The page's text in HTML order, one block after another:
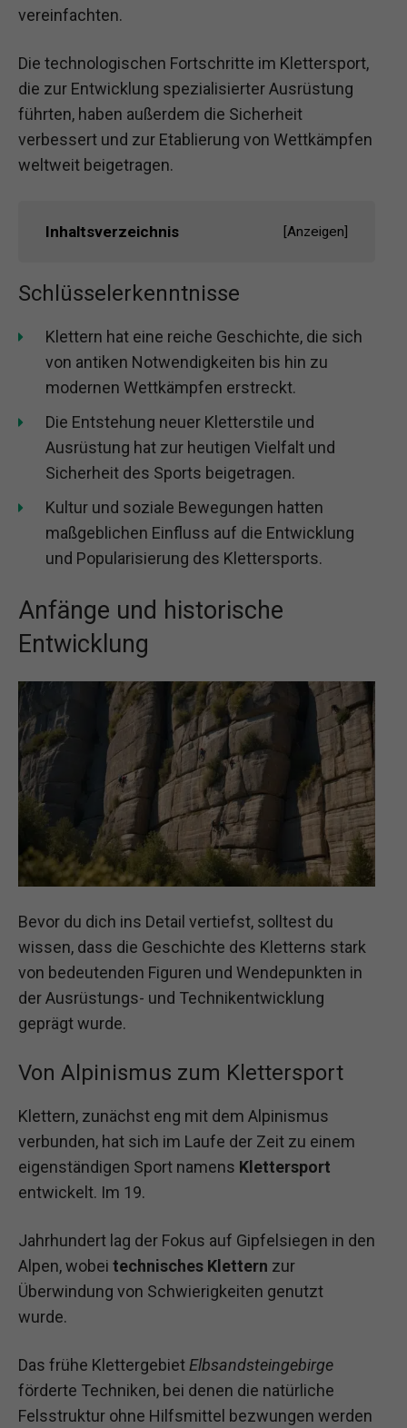
vereinfachten.
Die technologischen Fortschritte im Klettersport,
die zur Entwicklung spezialisierter Ausrüstung
führten, haben außerdem die Sicherheit
verbessert und zur Etablierung von Wettkämpfen
weltweit beigetragen.
Inhaltsverzeichnis [Anzeigen]
Schlüsselerkenntnisse
Klettern hat eine reiche Geschichte, die sich
von antiken Notwendigkeiten bis hin zu
modernen Wettkämpfen erstreckt.
Die Entstehung neuer Kletterstile und
Ausrüstung hat zur heutigen Vielfalt und
Sicherheit des Sports beigetragen.
Kultur und soziale Bewegungen hatten
maßgeblichen Einfluss auf die Entwicklung
und Popularisierung des Klettersports.
Anfänge und historische
Entwicklung
Bevor du dich ins Detail vertiefst, solltest du
wissen, dass die Geschichte des Kletterns stark
von bedeutenden Figuren und Wendepunkten in
der Ausrüstungs- und Technikentwicklung
geprägt wurde.
Von Alpinismus zum Klettersport
Klettern, zunächst eng mit dem Alpinismus
verbunden, hat sich im Laufe der Zeit zu einem
eigenständigen Sport namens Klettersport
entwickelt. Im 19.
Jahrhundert lag der Fokus auf Gipfelsiegen in den
Alpen, wobei technisches Klettern zur
Überwindung von Schwierigkeiten genutzt
wurde.
Das frühe Klettergebiet Elbsandsteingebirge
förderte Techniken, bei denen die natürliche
Felsstruktur ohne Hilfsmittel bezwungen werden